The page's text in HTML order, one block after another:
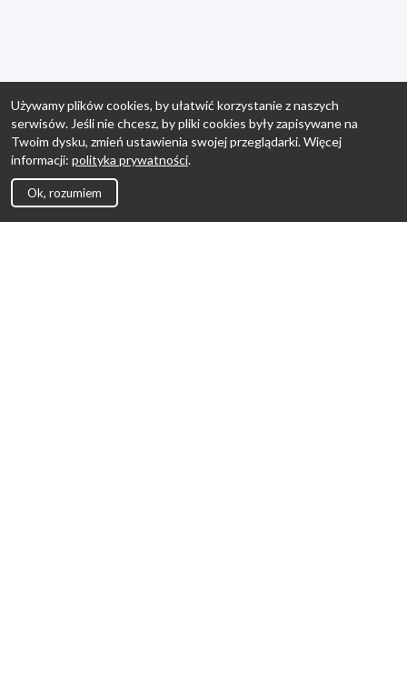
Używamy plików cookies, by ułatwić korzystanie z naszych
serwisów. Jeśli nie chcesz, by pliki cookies były zapisywane na
Twoim dysku, zmień ustawienia swojej przeglądarki. Więcej
informacji: polityka prywatności.
Ok, rozumiem